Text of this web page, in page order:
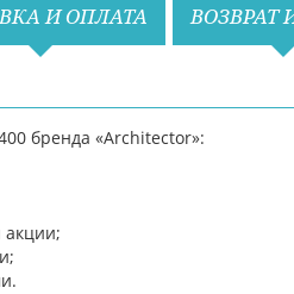
И ОПЛАТА ВОЗВРАТ
бренда «Architector»:
акции;